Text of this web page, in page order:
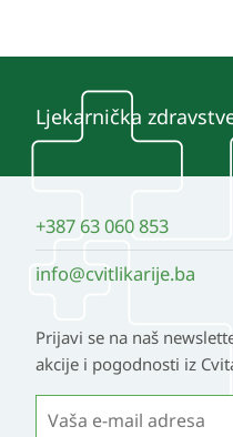
Ljekarnička
+387 63 060 853
info@cvitlikarije.ba
Prijavi se na naš
akcije i pogodnosti iz